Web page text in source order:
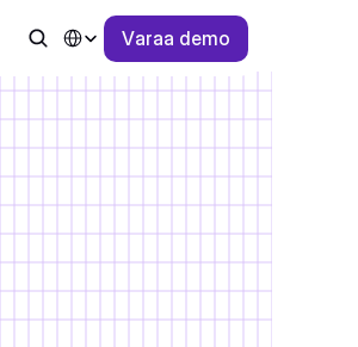
Select Language
Varaa demo